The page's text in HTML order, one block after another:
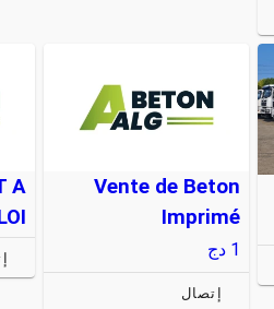
Vente de Beton
Imprimé
1 دج
إتصال
A